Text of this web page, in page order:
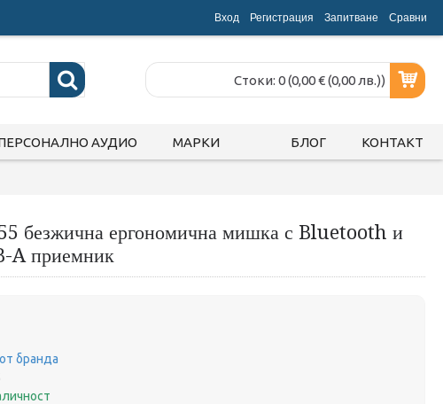
Вход Регистрация Запитване Срaвни
Стоки: 0 (0,00 € (0,00 лв.))
АУДИО МАРКИ БЛОГ КОНТАКТ
безжична ергономична мишка с Bluetooth и
A приемник
бранда